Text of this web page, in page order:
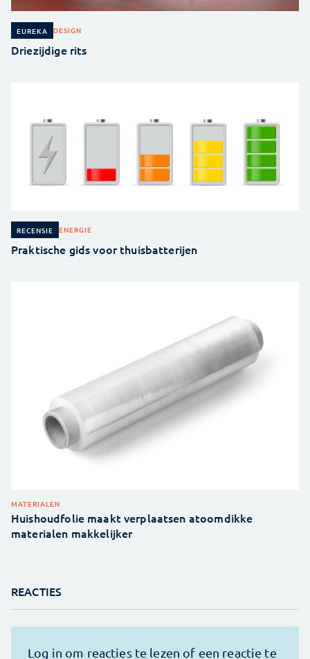
EUREKA DESIGN
Driezijdige rits
RECENSIE ENERGIE
Praktische gids voor thuisbatterijen
MATERIALEN
Huishoudfolie maakt verplaatsen atoomdikke
materialen makkelijker
REACTIES